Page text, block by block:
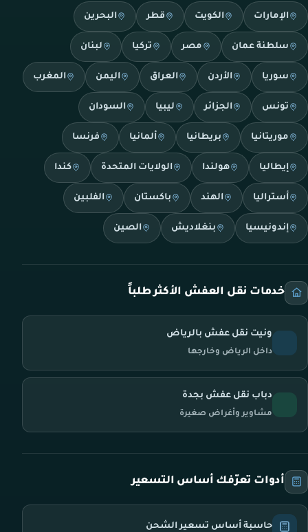
الإمارات الكويت قطر البحرين
سلطنة عمان مصر تركيا لبنان
سوريا الأردن العراق اليمن المغرب
تونس الجزائر ليبيا السودان
موريتانيا بريطانيا ألمانيا فرنسا
إيطاليا هولندا الولايات المتحدة كندا
أستراليا الهند باكستان الفلبين
إندونيسيا بنغلاديش الصين
خدمات نقل العفش الأكثر طلباً
ونيت نقل عفش بالرياض
داخل الرياض وخارجها
دباب نقل عفش بجدة
مشاوير وأغراض صغيرة
أدوات تعرّفك أساس التسعير
حاسبة أساس تسعير الشحن